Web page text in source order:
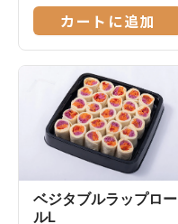
カートに追加
ベジタブルラップロー
ルL